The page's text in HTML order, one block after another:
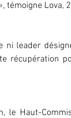
témoigne Lova,
ni leader
récupération
le Haut-